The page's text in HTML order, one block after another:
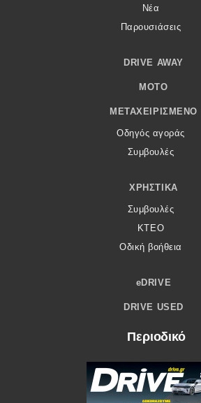
Νέα
Παρουσιάσεις
DRIVE AWAY
MOTO
ΜΕΤΑΧΕΙΡΙΣΜΈΝΟ
Οδηγός αγοράς
Συμβουλές
ΧΡΗΣΤΙΚΆ
Συμβουλές
ΚΤΕΟ
Οδική βοήθεια
eDRIVE
DRIVE USED
Περιοδικό